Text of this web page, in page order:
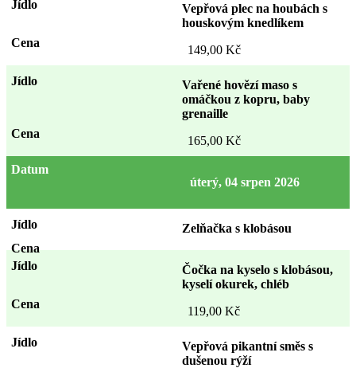
Vepřová plec na houbách s
houskovým knedlíkem
149,00 Kč
Vařené hovězí maso s
omáčkou z kopru, baby
grenaille
165,00 Kč
úterý, 04 srpen 2026
Zelňačka s klobásou
Čočka na kyselo s klobásou,
kyselí okurek, chléb
119,00 Kč
Vepřová pikantní směs s
dušenou rýží